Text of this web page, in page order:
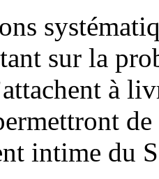
sur la
à
intime du